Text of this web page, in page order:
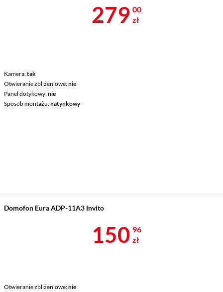
Kamera tak
Otwieranie zbliżeniowe nie
Panel dotykowy nie
Sposób montażu natynkowy
Cena 279 zł
279 00
zł
Domofon Eura ADP-11A3 Invito
Otwieranie zbliżeniowe nie
Cena 150,96
150 96
zł